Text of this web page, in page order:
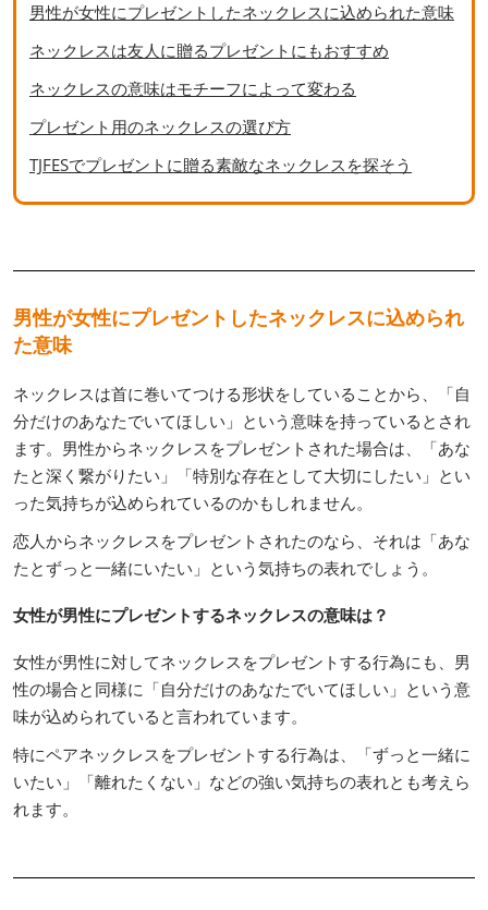
男性が女性にプレゼントしたネックレスに込められた意味
ネックレスは友人に贈るプレゼントにもおすすめ
ネックレスの意味はモチーフによって変わる
プレゼント用のネックレスの選び方
TJFESでプレゼントに贈る素敵なネックレスを探そう
男性が女性にプレゼントしたネックレスに込められ
た意味
ネックレスは首に巻いてつける形状をしていることから、「自
分だけのあなたでいてほしい」という意味を持っているとされ
ます。男性からネックレスをプレゼントされた場合は、「あな
たと深く繋がりたい」「特別な存在として大切にしたい」とい
った気持ちが込められているのかもしれません。
恋人からネックレスをプレゼントされたのなら、それは「あな
たとずっと一緒にいたい」という気持ちの表れでしょう。
女性が男性にプレゼントするネックレスの意味は？
女性が男性に対してネックレスをプレゼントする行為にも、男
性の場合と同様に「自分だけのあなたでいてほしい」という意
味が込められていると言われています。
特にペアネックレスをプレゼントする行為は、「ずっと一緒に
いたい」「離れたくない」などの強い気持ちの表れとも考えら
れます。